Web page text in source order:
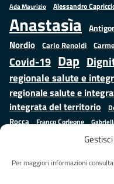
Per maggiori informazioni
Ada Maurizio Alessandro
Anastasìa
Nordio Carlo Renoldi
Covid-19 Dap
regionale salute e
regionale salute e
integrata del territorio
Rocca
Franco Corleone
Giuseppe Emanuele Cangemi
Palma ministero